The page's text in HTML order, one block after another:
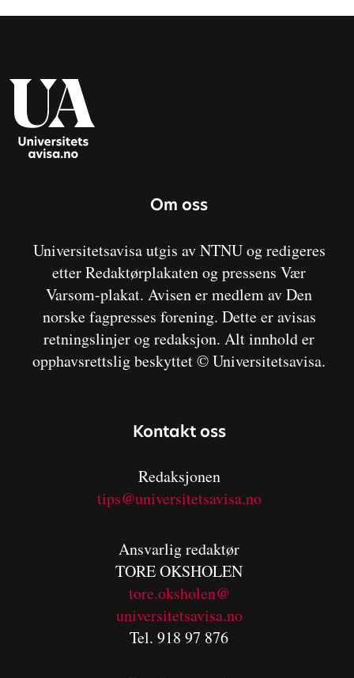
Om oss
Universitetsavisa utgis av NTNU og redigeres
etter Redaktørplakaten og pressens Vær
Varsom-plakat. Avisen er medlem av Den
norske fagpresses forening. Dette er avisas
retningslinjer og redaksjon. Alt innhold er
opphavsrettslig beskyttet © Universitetsavisa.
Kontakt oss
Redaksjonen
tips@universitetsavisa.no
Ansvarlig redaktør
TORE OKSHOLEN
tore.oksholen@
universitetsavisa.no
Tel. 918 97 876